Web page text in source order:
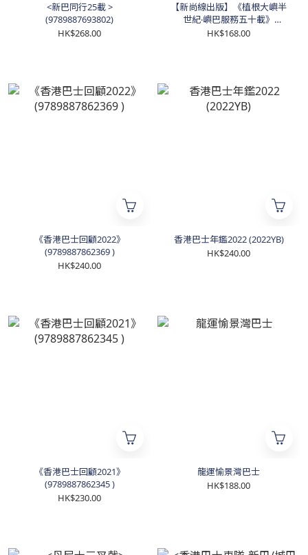
<新巴同行25載 >
(9789887693802)
HK$268.00
【新尚線出版】《植根大嶼半
世紀‧嶼巴服務五十載》
(9789887862383)
HK$168.00
《香港巴士回顧2022》
(9789887862369 )
HK$240.00
香港巴士年鑑2022 (2022YB)
HK$240.00
《香港巴士回顧2021》
(9789887862345 )
HK$230.00
龍運愉景灣巴士
HK$188.00